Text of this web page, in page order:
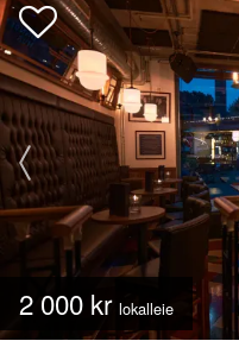
2 000 kr lokalleie